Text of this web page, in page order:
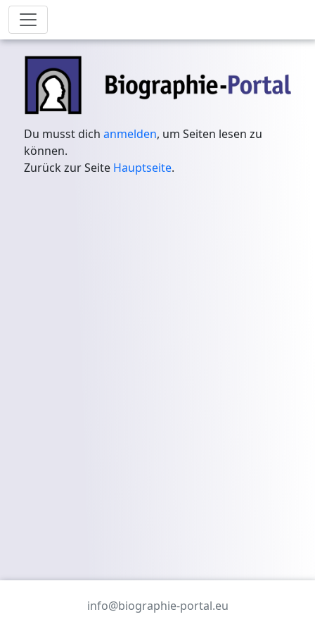
Du musst dichanmelden, um Seiten lesen zu
können.
Zurück zur Seite Hauptseite.
info@biographie-portal.eu